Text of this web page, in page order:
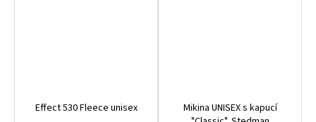
Effect 530 Fleece unisex
Mikina UNISEX s kapucí